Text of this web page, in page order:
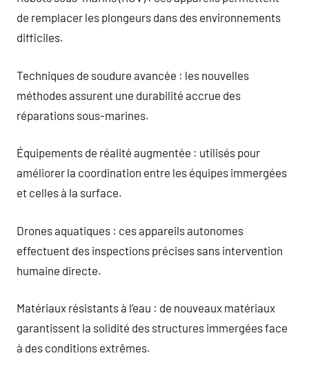
de remplacer les plongeurs dans des environnements
difficiles.
Techniques de soudure avancée : les nouvelles
méthodes assurent une durabilité accrue des
réparations sous-marines.
Équipements de réalité augmentée : utilisés pour
améliorer la coordination entre les équipes immergées
et celles à la surface.
Drones aquatiques : ces appareils autonomes
effectuent des inspections précises sans intervention
humaine directe.
Matériaux résistants à l’eau : de nouveaux matériaux
garantissent la solidité des structures immergées face
à des conditions extrêmes.